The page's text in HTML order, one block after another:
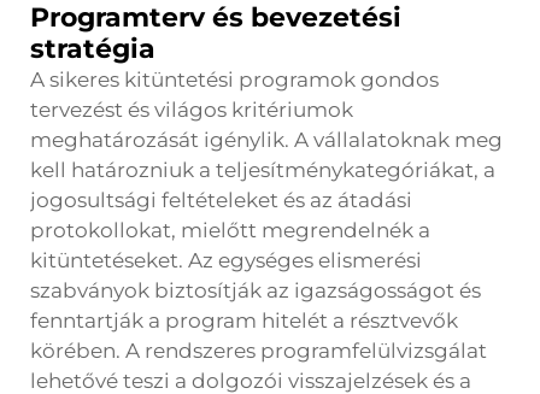
Programterv és bevezetési
stratégia
A sikeres kitüntetési programok gondos
tervezést és világos kritériumok
meghatározását igénylik. A vállalatoknak meg
kell határozniuk a teljesítménykategóriákat, a
jogosultsági feltételeket és az átadási
protokollokat, mielőtt megrendelnék a
kitüntetéseket. Az egységes elismerési
szabványok biztosítják az igazságosságot és
fenntartják a program hitelét a résztvevők
körében. A rendszeres programfelülvizsgálat
lehetővé teszi a dolgozói visszajelzések és a